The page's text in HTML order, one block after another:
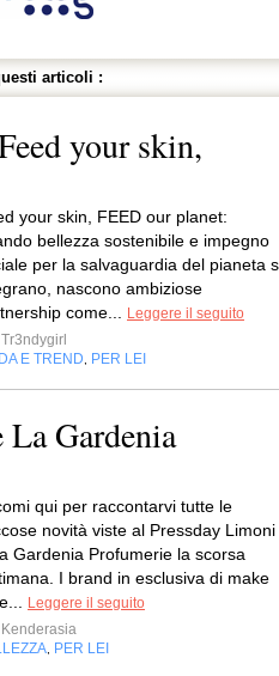
articoli :
your skin,
your skin, FEED our planet:
bellezza sostenibile e impegno
per la salvaguardia del pianeta
nascono ambiziose
come...
Leggere il seguito
Tr3ndygirl
E TREND
PER LEI
Gardenia
qui per raccontarvi tutte le
novità viste al Pressday Limoni
Gardenia Profumerie la scorsa
I brand in esclusiva di make
Leggere il seguito
Kenderasia
PER LEI